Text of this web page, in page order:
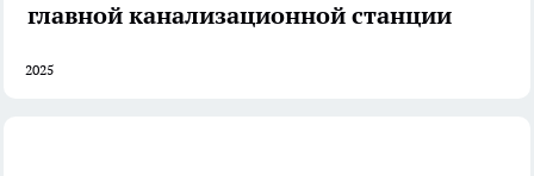
главной канализационной станции
2025